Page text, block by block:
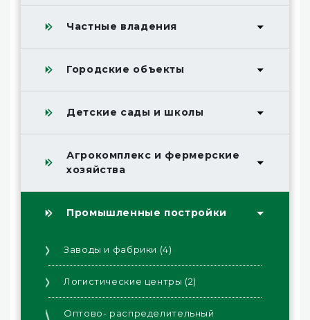
Частные владения
Городские объекты
Детские сады и школы
Агрокомплекс и фермерские
хозяйства
Промышленные постройки
Заводы и фабрики (4)
Логистические центры (2)
Оптово- распределительный